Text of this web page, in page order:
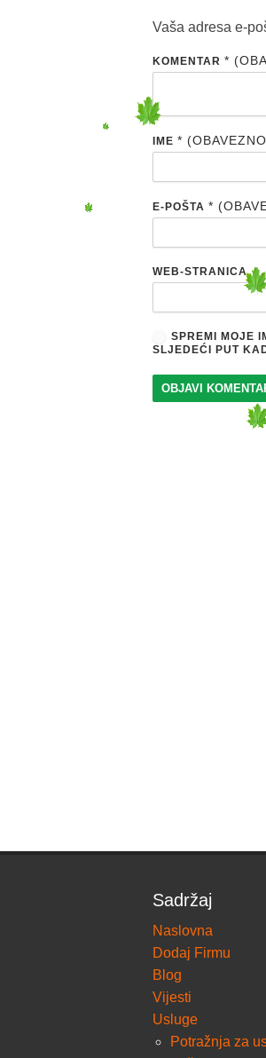
Vaša adresa e-
KOMENTAR *
IME *
E-POŠTA *
WEB-STRANICA
SPREMI MOJE
SLJEDEĆI PUT
Sadržaj
Naslovna
Dodaj Firmu
Blog
Vijesti
Usluge
Potražnja za